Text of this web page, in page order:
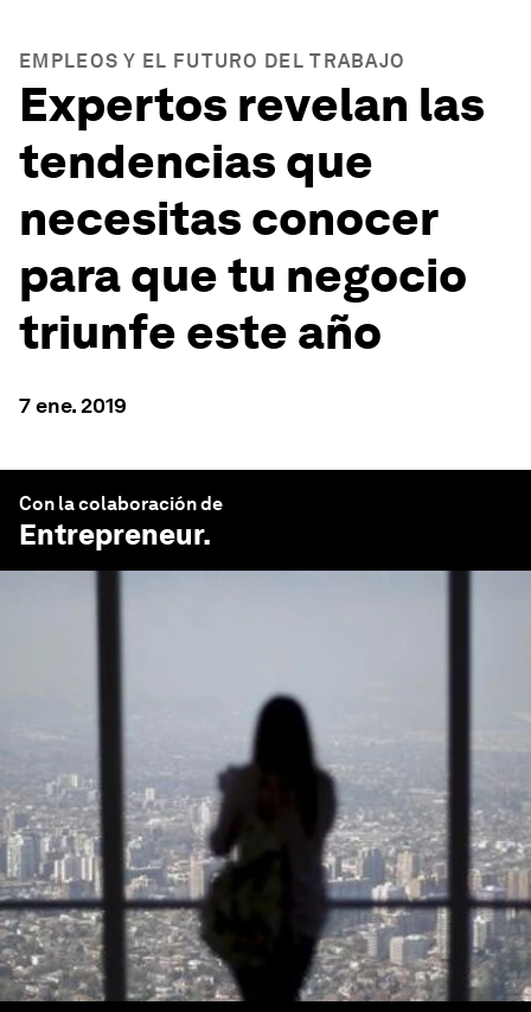
EMPLEOS Y EL FUTURO DEL TRABAJO
Expertos revelan las
tendencias que
necesitas conocer
para que tu negocio
triunfe este año
7 ene. 2019
Con la colaboración de
Entrepreneur.